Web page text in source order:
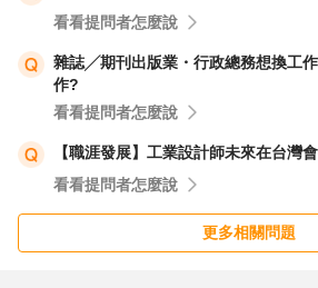
看看提問者怎麼說
雜誌╱期刊出版業・行政總務想換工
作?
看看提問者怎麼說
【職涯發展】工業設計師未來在台灣
看看提問者怎麼說
更多相關問題